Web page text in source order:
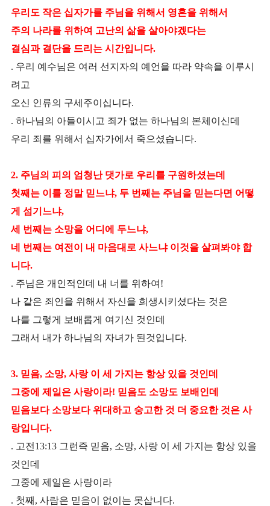
우리도 작은 십자가를 주님을 위해서 영혼을 위해서
주의 나라를 위하여 고난의 삶을 살아야겠다는
결심과 결단을 드리는 시간입니다.
. 우리 예수님은 여러 선지자의 예언을 따라 약속을 이루시
려고
오신 인류의 구세주이십니다.
. 하나님의 아들이시고 죄가 없는 하나님의 본체이신데
우리 죄를 위해서 십자가에서 죽으셨습니다.
2. 주님의 피의 엄청난 댓가로 우리를 구원하셨는데
첫째는 이를 정말 믿느냐, 두 번째는 주님을 믿는다면 어떻
게 섬기느냐,
세 번째는 소망을 어디에 두느냐,
네 번째는 여전이 내 마음대로 사느냐 이것을 살펴봐야 합
니다.
. 주님은 개인적인데 내 너를 위하여!
나 같은 죄인을 위해서 자신을 희생시키셨다는 것은
나를 그렇게 보배롭게 여기신 것인데
그래서 내가 하나님의 자녀가 된것입니다.
3. 믿음, 소망, 사랑 이 세 가지는 항상 있을 것인데
그중에 제일은 사랑이라! 믿음도 소망도 보배인데
믿음보다 소망보다 위대하고 숭고한 것 더 중요한 것은 사
랑입니다.
. 고전13:13 그런즉 믿음, 소망, 사랑 이 세 가지는 항상 있을
것인데
그중에 제일은 사랑이라
. 첫째, 사람은 믿음이 없이는 못삽니다.